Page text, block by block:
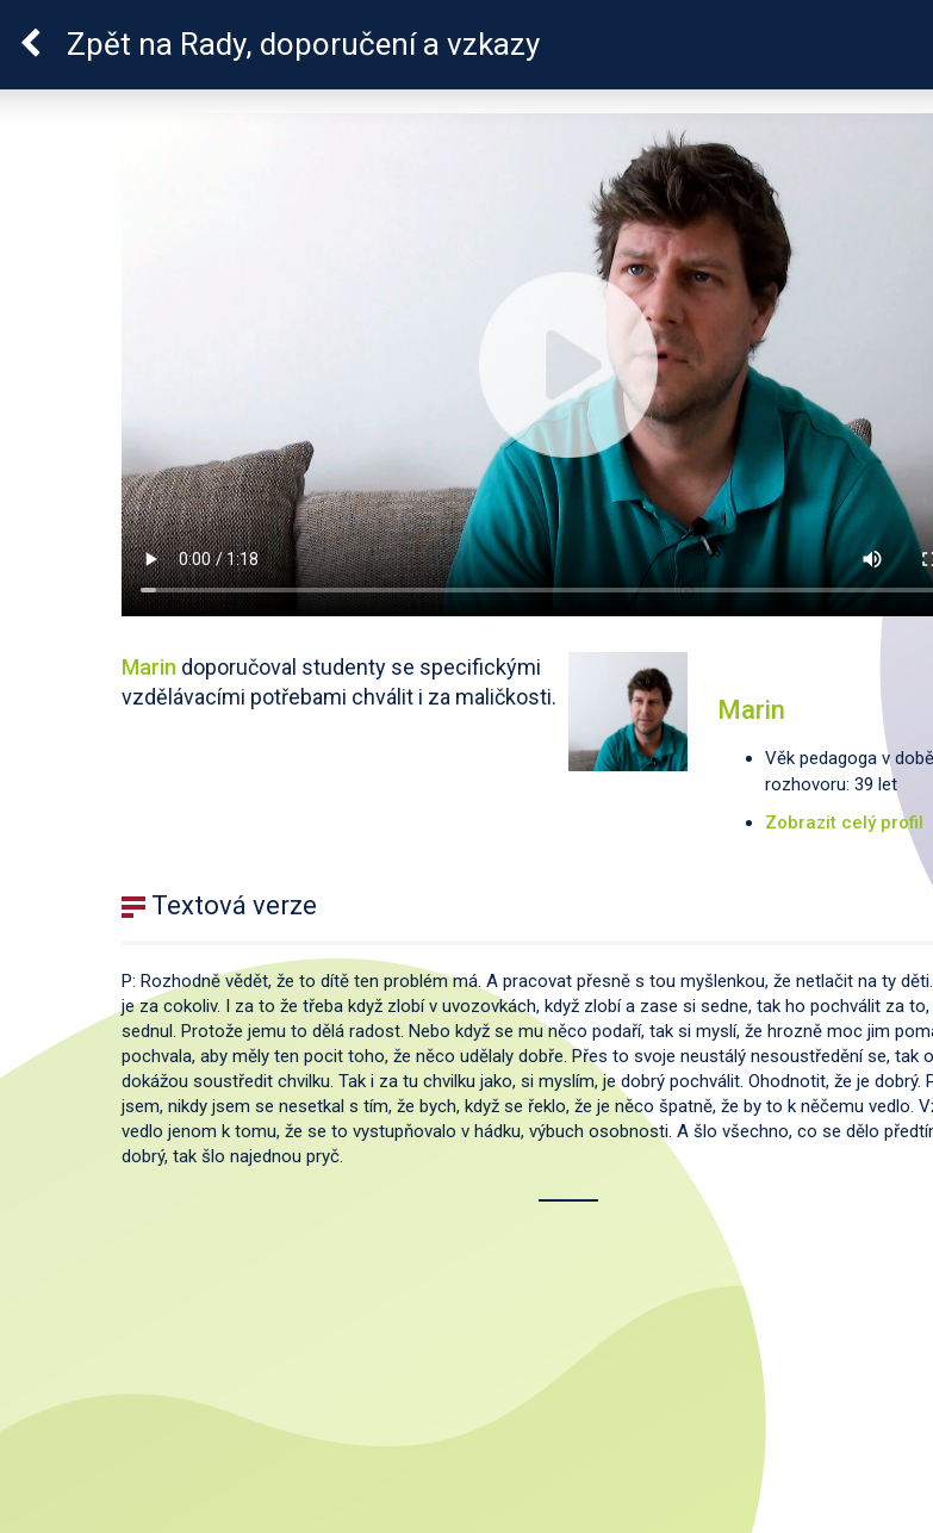
ADHD
Zpět na Rady, doporučení a vzkazy
Marin doporučoval studenty se specifickými
vzdělávacími potřebami chválit i za maličkosti.
Marin
Věk pedagoga v době
rozhovoru: 39 let
Zobrazit celý profil
Textová verze
P: Rozhodně vědět, že to dítě ten problém má. A pracovat přesně s tou myšlenkou, že netlačit na ty
je za cokoliv. I za to že třeba když zlobí v uvozovkách, když zlobí a zase si sedne, tak ho pochválit za to,
sednul. Protože jemu to dělá radost. Nebo když se mu něco podaří, tak si myslí, že hrozně moc jim
pochvala, aby měly ten pocit toho, že něco udělaly dobře. Přes to svoje neustálý nesoustředění se, tak
dokážou soustředit chvilku. Tak i za tu chvilku jako, si myslím, je dobrý pochválit. Ohodnotit, že je dobrý.
jsem, nikdy jsem se nesetkal s tím, že bych, když se řeklo, že je něco špatně, že by to k něčemu vedlo.
vedlo jenom k tomu, že se to vystupňovalo v hádku, výbuch osobnosti. A šlo všechno, co se dělo
dobrý, tak šlo najednou pryč.